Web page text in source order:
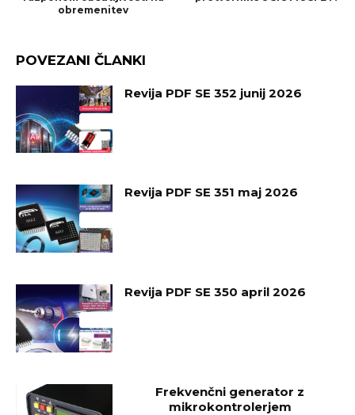
obremenitev
POVEZANI ČLANKI
Revija PDF SE 352 junij 2026
Revija PDF SE 351 maj 2026
Revija PDF SE 350 april 2026
Frekvenčni generator z
mikrokontrolerjem